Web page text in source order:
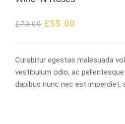
£70.00 £55.00
Curabitur egestas malesuada
vestibulum odio, ac
dapibus nunc nec est imperdiet,